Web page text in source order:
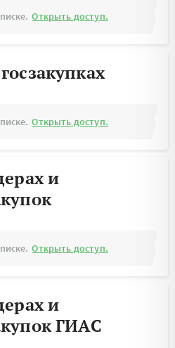
Открыть доступ.
Открыть доступ.
и
Открыть доступ.
и
ГИАС